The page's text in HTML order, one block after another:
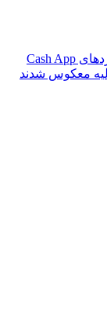
سود ناخالص بیت‌کوین بلاک پس از کاهش کارمزدهای Cash App